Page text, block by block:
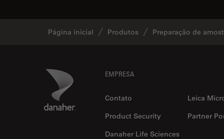
Página inicial Produtos Preparação de
Danaher Logo EMPRESA
Contato
Leica
Product Security
Partner
Danaher Life Sciences